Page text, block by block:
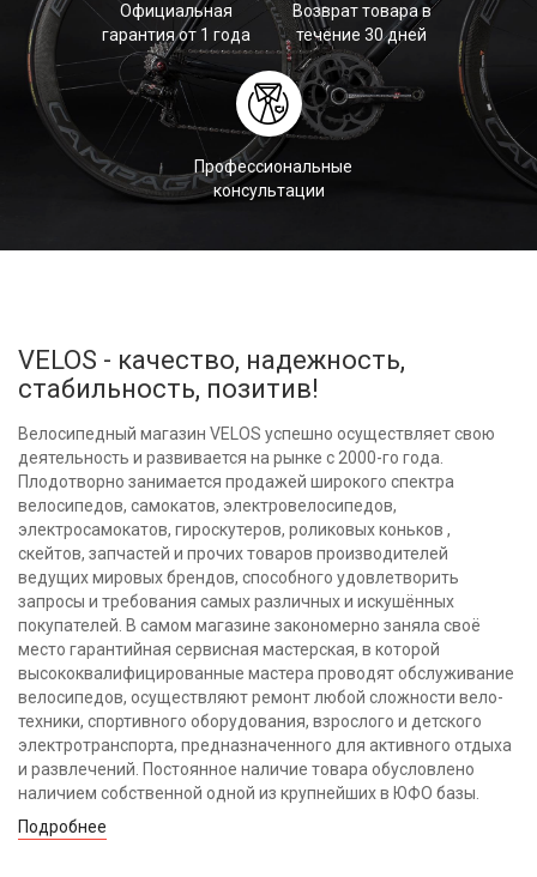
Официальная
гарантия от 1 года
Возврат товара в
течение 30 дней
Профессиональные
консультации
VELOS - качество, надежность,
стабильность, позитив!
Велосипедный магазин VELOS успешно осуществляет свою
деятельность и развивается на рынке с 2000-го года.
Плодотворно занимается продажей широкого спектра
велосипедов, самокатов, электровелосипедов,
электросамокатов, гироскутеров, роликовых коньков ,
скейтов, запчастей и прочих товаров производителей
ведущих мировых брендов, способного удовлетворить
запросы и требования самых различных и искушённых
покупателей. В самом магазине закономерно заняла своё
место гарантийная сервисная мастерская, в которой
высококвалифицированные мастера проводят обслуживание
велосипедов, осуществляют ремонт любой сложности вело-
техники, спортивного оборудования, взрослого и детского
электротранспорта, предназначенного для активного отдыха
и развлечений. Постоянное наличие товара обусловлено
наличием собственной одной из крупнейших в ЮФО базы.
Подробнее